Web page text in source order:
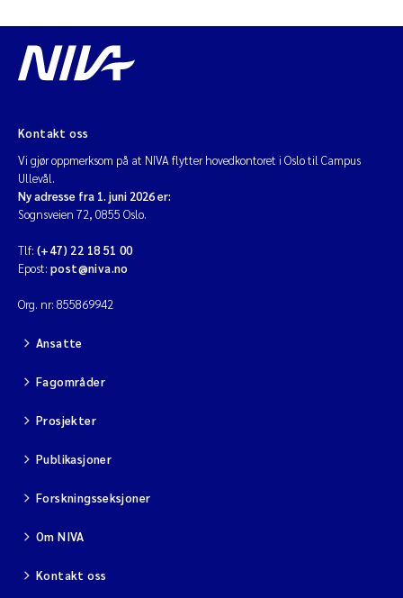
Kontakt oss
Vi gjør oppmerksom på at NIVA flytter hovedkontoret i Oslo til Campus
Ullevål.
Ny adresse fra 1. juni 2026 er:
Sognsveien 72, 0855 Oslo.
Tlf: (+47) 22 18 51 00
Epost: post@niva.no
Org. nr: 855869942
Ansatte
Fagområder
Prosjekter
Publikasjoner
Forskningsseksjoner
Om NIVA
Kontakt oss